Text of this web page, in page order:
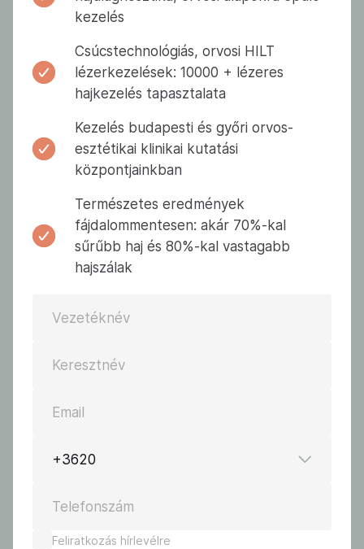
kezelés
Csúcstechnológiás, orvosi HILT
lézerkezelések: 10000 + lézeres
hajkezelés tapasztalata
Kezelés budapesti és győri orvos-
esztétikai klinikai kutatási
központjainkban
Természetes eredmények
fájdalommentesen: akár 70%-kal
sűrűbb haj és 80%-kal vastagabb
hajszálak
Vezetéknév
Keresztnév
Email
+3620
Telefonszám
Feliratkozás hírlevélre